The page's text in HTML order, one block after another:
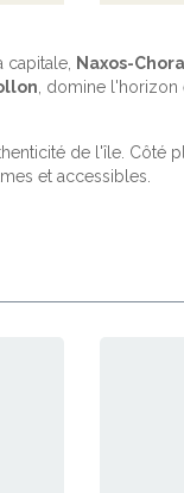
capitale, Naxos-Chora
, domine l'horizon
de l'île. Côté
et accessibles.